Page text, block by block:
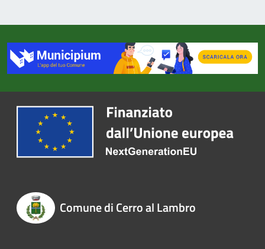
Comune di Cerro al Lambro